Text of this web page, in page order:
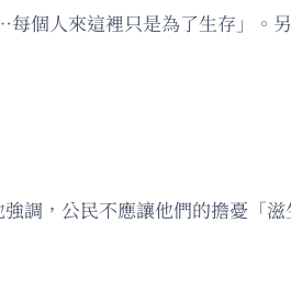
個人來這裡只是為了生存」。
調，公民不應讓他們的擔憂「